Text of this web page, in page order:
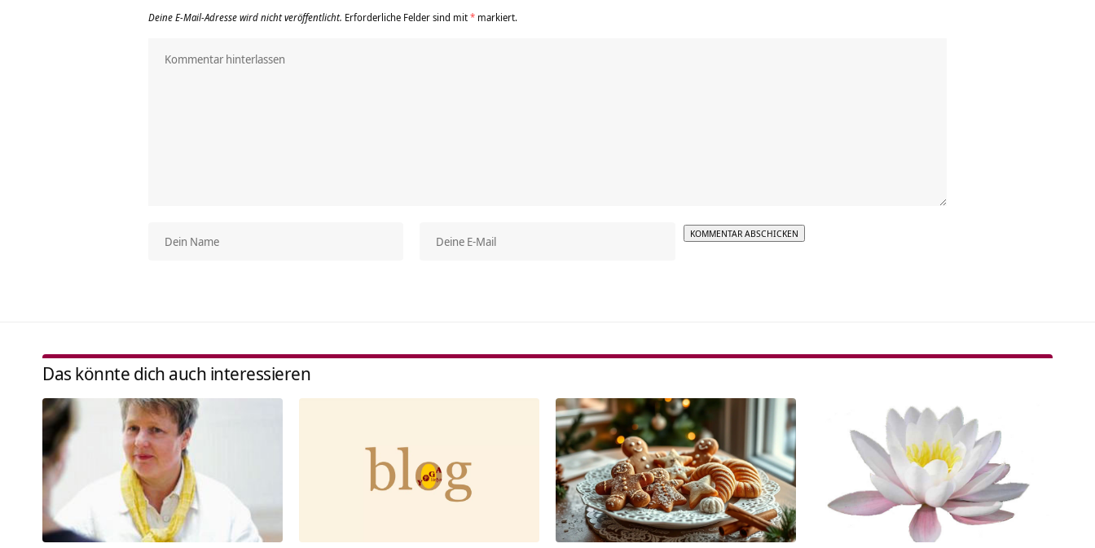
Deine E-Mail-Adresse wird nicht veröffentlicht. Erforderliche Felder sind mit* markiert.
Das könnte dich auch interessieren